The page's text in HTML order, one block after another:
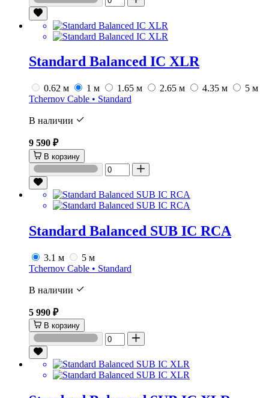
Standard Balanced IC XLR
0.62 м 1 м 1.65 м 2.65 м 4.35 м
5 м
Tchernov Cable • Standard
В наличии
9 590 ₽
В корзину
Standard Balanced SUB IC RCA
3.1 м
5 м
Tchernov Cable • Standard
В наличии
5 990 ₽
В корзину